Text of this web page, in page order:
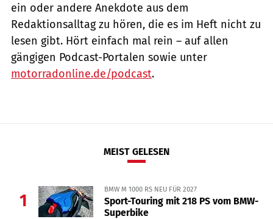
ein oder andere Anekdote aus dem
Redaktionsalltag zu hören, die es im Heft nicht zu
lesen gibt. Hört einfach mal rein – auf allen
gängigen Podcast-Portalen sowie unter
motorradonline.de/podcast.
MEIST GELESEN
1
BMW M 1000 RS NEU FÜR 2027
Sport-Touring mit 218 PS vom BMW-
Superbike